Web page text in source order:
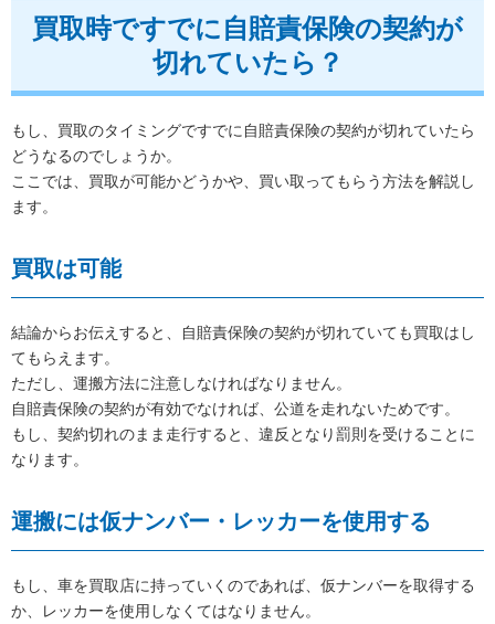
買取時ですでに自賠責保険の契約が
切れていたら？
もし、買取のタイミングですでに自賠責保険の契約が切れていたら
どうなるのでしょうか。
ここでは、買取が可能かどうかや、買い取ってもらう方法を解説し
ます。
買取は可能
結論からお伝えすると、自賠責保険の契約が切れていても買取はし
てもらえます。
ただし、運搬方法に注意しなければなりません。
自賠責保険の契約が有効でなければ、公道を走れないためです。
もし、契約切れのまま走行すると、違反となり罰則を受けることに
なります。
運搬には仮ナンバー・レッカーを使用する
もし、車を買取店に持っていくのであれば、仮ナンバーを取得する
か、レッカーを使用しなくてはなりません。